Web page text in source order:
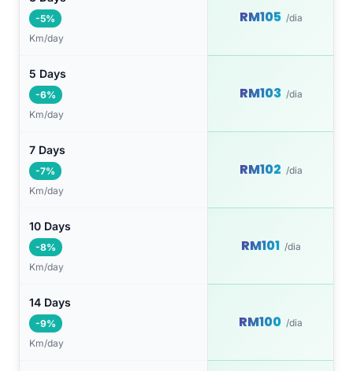
-5%
Km/day
RM105 /dia
5 Days
-6%
Km/day
RM103 /dia
7 Days
-7%
Km/day
RM102 /dia
10 Days
-8%
Km/day
RM101 /dia
14 Days
-9%
Km/day
RM100 /dia